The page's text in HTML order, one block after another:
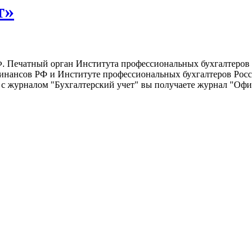
орган Института профессиональных
РФ и Институте профессиональных бухгалтеров
журналом "Бухгалтерский учет" вы получаете журнал